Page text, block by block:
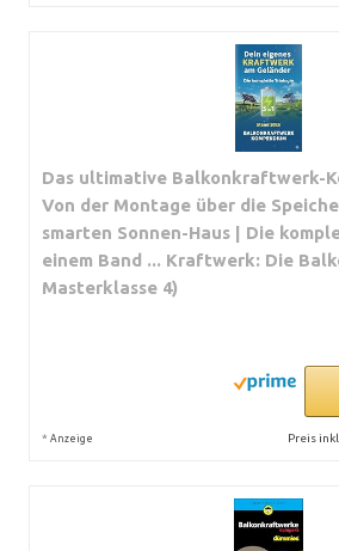
Das ultimative Balkonkraftwerk-
Von der Montage über die
smarten Sonnen-Haus | Die
einem Band ... Kraftwerk: Die
Masterklasse 4)
* Anzeige Preis